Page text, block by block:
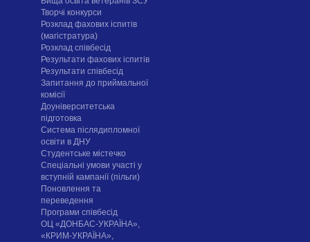
Творчі конкурси
Розклад фахових іспитів
(магістратура)
Розклад співбесід
Результати фахових іспитів
Результати співбесід
Запитання до приймальної
комісії
Доуніверситетська
підготовка
Система післядипломної
освіти в ДНУ
Cтудентське містечко
Спеціальні умови участі у
вступній кампанії (пільги)
Поновлення та
переведення
Програми співбесід
ОЦ «ДОНБАС-УКРАЇНА»,
«КРИМ-УКРАЇНА»,